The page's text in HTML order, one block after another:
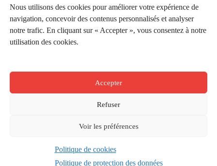
Nous utilisons des cookies pour améliorer votre expérience de
navigation, concevoir des contenus personnalisés et analyser
notre trafic. En cliquant sur « Accepter », vous consentez à notre
utilisation des cookies.
Accepter
Refuser
Voir les préférences
Politique de cookies
Politique de protection des données
Réductions de la Carte Côté Courrier
Application